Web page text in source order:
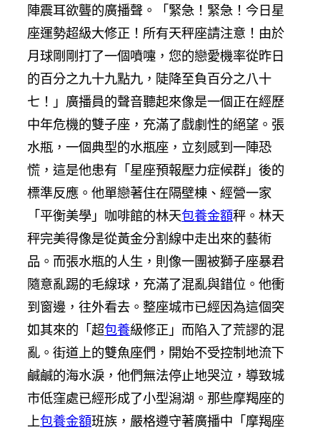
陣震耳欲聾的廣播聲。「緊急！緊急！今日星
座運勢超級大修正！所有天秤座請注意！由於
月球剛剛打了一個噴嚏，您的戀愛機率從昨日
的百分之九十九點九，陡降至負百分之八十
七！」廣播員的聲音聽起來像是一個正在經歷
中年危機的雙子座，充滿了戲劇性的絕望。張
水瓶，一個典型的水瓶座，立刻感到一陣恐
慌，這是他患有「星座預報壓力症候群」後的
標準反應。他單戀著住在隔壁棟、經營一家
「平衡美學」咖啡館的林天包養金額秤。林天
秤完美得像是從黃金分割線中走出來的藝術
品。而張水瓶的人生，則像一團被獅子座暴君
隨意亂踢的毛線球，充滿了混亂與錯位。他衝
到窗邊，往外看去。整座城市已經因為這個突
如其來的「超包養級修正」而陷入了荒謬的混
亂。街道上的雙魚座們，開始不受控制地流下
鹹鹹的海水淚，他們無法停止地哭泣，導致城
市低窪處已經形成了小型潟湖。那些摩羯座的
上包養金額班族，嚴格遵守著廣播中「摩羯座